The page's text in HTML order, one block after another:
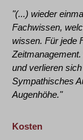
"(...) wieder
Fachwissen,
wissen. Für jede
und verlieren
Sympathisches
Augenhöhe."
Kosten